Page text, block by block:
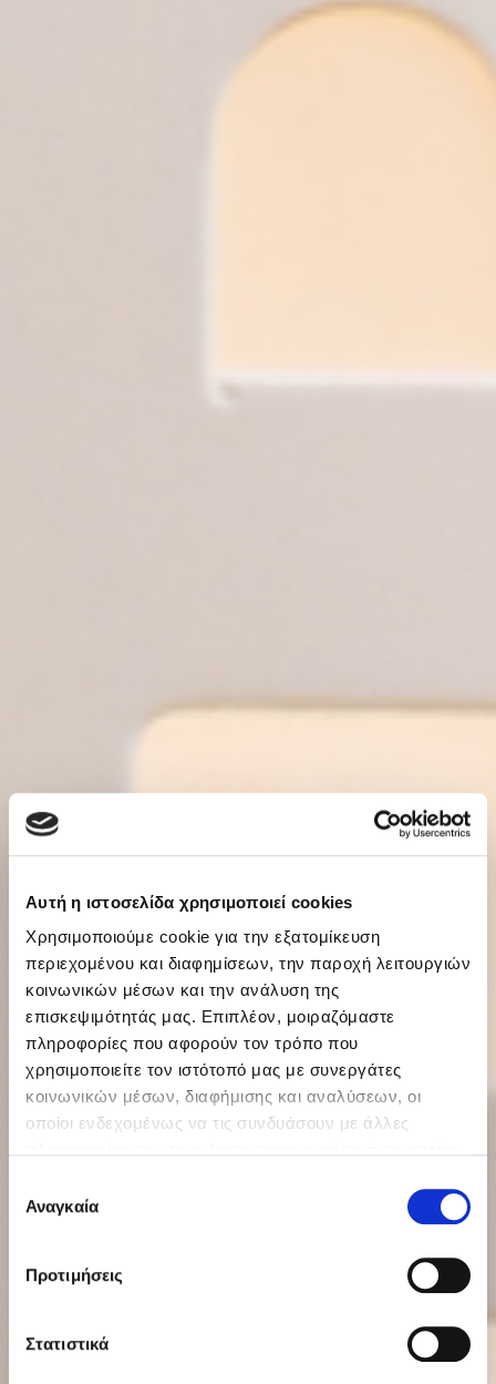
Αυτή η ιστοσελίδα χρησιμοποιεί cookies
Χρησιμοποιούμε cookie για την εξατομίκευση
περιεχομένου και διαφημίσεων, την παροχή λειτουργιών
κοινωνικών μέσων και την ανάλυση της
επισκεψιμότητάς μας. Επιπλέον, μοιραζόμαστε
πληροφορίες που αφορούν τον τρόπο που
χρησιμοποιείτε τον ιστότοπό μας με συνεργάτες
κοινωνικών μέσων, διαφήμισης και αναλύσεων, οι
οποίοι ενδεχομένως να τις συνδυάσουν με άλλες
των υπηρεσιών τους.
συγκατάθεσης
Αναγκαία
Προτιμήσεις
Στατιστικά